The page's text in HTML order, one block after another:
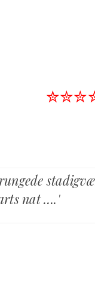
nat ….'